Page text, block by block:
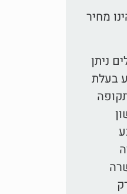
מחיר
ניתן
בעלת